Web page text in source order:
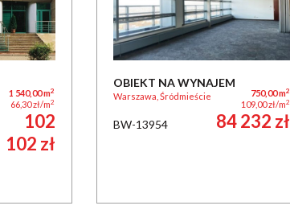
1 540,00 m2
66,30 zł/m2
102
102 zł
OBIEKT NA WYNAJEM
Warszawa, Śródmieście 750,00 m2
109,00 zł/m2
BW-13954 84 232 zł